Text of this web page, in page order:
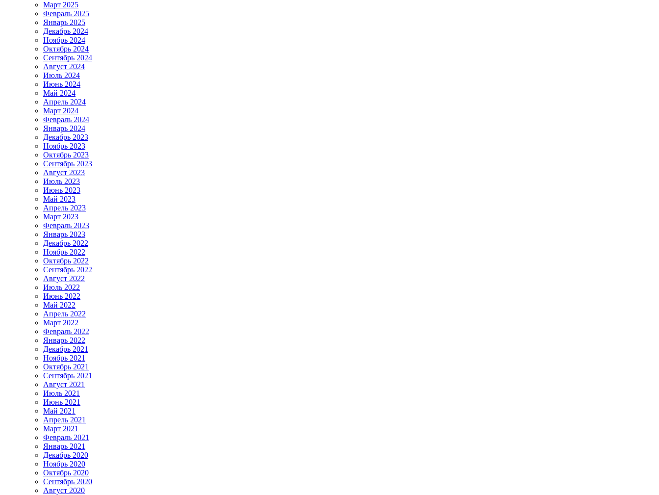
Март 2025
Февраль 2025
Январь 2025
Декабрь 2024
Ноябрь 2024
Октябрь 2024
Сентябрь 2024
Август 2024
Июль 2024
Июнь 2024
Май 2024
Апрель 2024
Март 2024
Февраль 2024
Январь 2024
Декабрь 2023
Ноябрь 2023
Октябрь 2023
Сентябрь 2023
Август 2023
Июль 2023
Июнь 2023
Май 2023
Апрель 2023
Март 2023
Февраль 2023
Январь 2023
Декабрь 2022
Ноябрь 2022
Октябрь 2022
Сентябрь 2022
Август 2022
Июль 2022
Июнь 2022
Май 2022
Апрель 2022
Март 2022
Февраль 2022
Январь 2022
Декабрь 2021
Ноябрь 2021
Октябрь 2021
Сентябрь 2021
Август 2021
Июль 2021
Июнь 2021
Май 2021
Апрель 2021
Март 2021
Февраль 2021
Январь 2021
Декабрь 2020
Ноябрь 2020
Октябрь 2020
Сентябрь 2020
Август 2020